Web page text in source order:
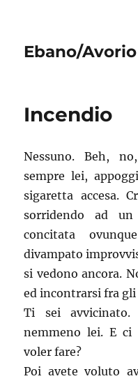
Ebano/Avorio
Incendio
Nessuno. Beh,
sempre lei,
sigaretta accesa.
sorridendo ad
concitata
divampato
si vedono ancora.
ed incontrarsi fra
Ti sei
nemmeno lei. E
voler fare?
Poi avete voluto